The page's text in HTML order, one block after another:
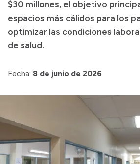
Consulta de pago a proveedores
Convocatorias
Intranet
$30 millones, el objetivo
espacios más cálidos para los
optimizar las condiciones
de salud.
Fecha: 8 de junio de 2026